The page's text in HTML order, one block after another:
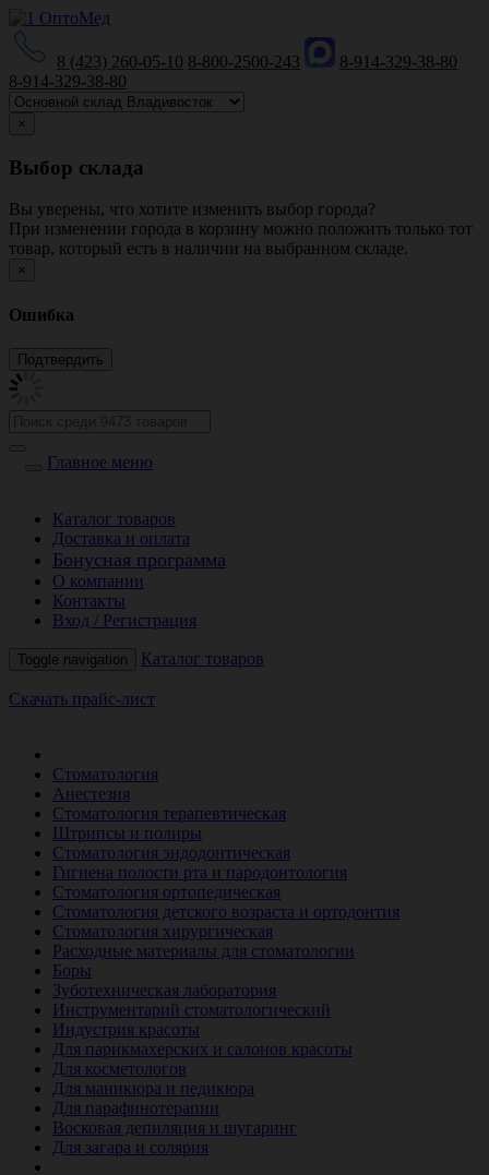
8 (423) 260-05-10 8-800-2500-243
8-914-329-38-80
8-914-329-38-80
×
Выбор склада
Вы уверены, что хотите изменить выбор города?
При изменении города в корзину можно положить только тот
товар, который есть в наличии на выбранном складе.
×
Ошибка
Главное меню
Каталог товаров
Доставка и оплата
Бонусная программа
О компании
Контакты
Вход / Регистрация
Toggle navigation Каталог товаров
Скачать прайс-лист
Стоматология
Анестезия
Стоматология терапевтическая
Штрипсы и полиры
Стоматология эндодонтическая
Гигиена полости рта и пародонтология
Стоматология ортопедическая
Стоматология детского возраста и ортодонтия
Стоматология хирургическая
Расходные материалы для стоматологии
Боры
Зуботехническая лаборатория
Инструментарий стоматологический
Индустрия красоты
Для парикмахерских и салонов красоты
Для косметологов
Для маникюра и педикюра
Для парафинотерапии
Восковая депиляция и шугаринг
Для загара и солярия